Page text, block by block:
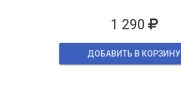
1 290
ДОБАВИТЬ В КОРЗИНУ